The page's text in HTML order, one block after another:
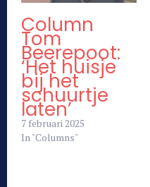
Column
Tom
Beerepoot:
‘Het huisje
bij het
schuurtje
laten’
7 februari 2025
In "Columns"